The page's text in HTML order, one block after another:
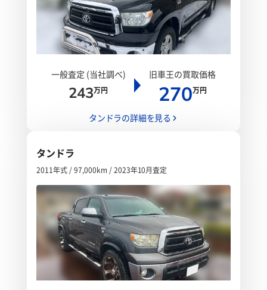
一般査定 (当社調べ)
243万円
旧車王の買取価格
270万円
タンドラの詳細を見る
タンドラ
2011年式 / 97,000km / 2023年10月査定